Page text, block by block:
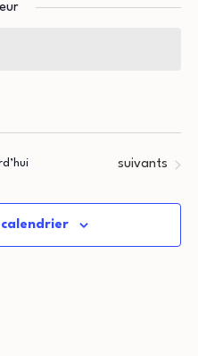
Évènements
suivants
calendrier